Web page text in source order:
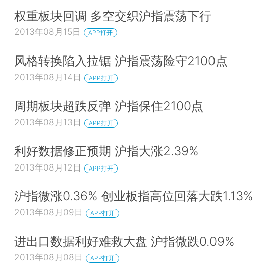
权重板块回调 多空交织沪指震荡下行
2013年08月15日 APP打开
风格转换陷入拉锯 沪指震荡险守2100点
2013年08月14日 APP打开
周期板块超跌反弹 沪指保住2100点
2013年08月13日 APP打开
利好数据修正预期 沪指大涨2.39%
2013年08月12日 APP打开
沪指微涨0.36% 创业板指高位回落大跌1.13%
2013年08月09日 APP打开
进出口数据利好难救大盘 沪指微跌0.09%
2013年08月08日 APP打开